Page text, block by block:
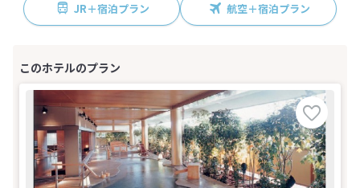
JR＋宿泊プラン 航空＋宿泊プラン